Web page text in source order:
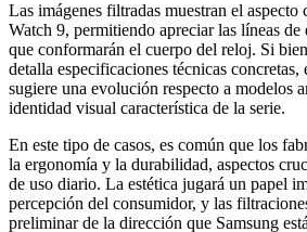
Las imágenes filtradas muestran el
Watch 9, permitiendo apreciar las líneas de
que conformarán el cuerpo del reloj. Si
detalla especificaciones técnicas
sugiere una evolución respecto a modelos
identidad visual característica de la serie.
En este tipo de casos, es común que los
la ergonomía y la durabilidad, aspectos
de uso diario. La estética jugará un papel
percepción del consumidor, y las
preliminar de la dirección que Samsung